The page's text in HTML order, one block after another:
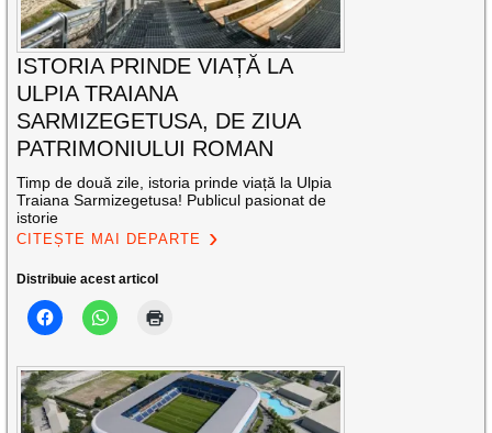
ISTORIA PRINDE VIAȚĂ LA
ULPIA TRAIANA
SARMIZEGETUSA, DE ZIUA
PATRIMONIULUI ROMAN
Timp de două zile, istoria prinde viață la Ulpia
Traiana Sarmizegetusa! Publicul pasionat de
istorie
CITEȘTE MAI DEPARTE
Distribuie acest articol